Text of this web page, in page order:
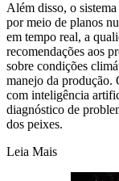
Além disso, o
por meio de planos
em tempo real, a
recomendações aos
sobre condições
manejo da produção.
com inteligência
diagnóstico de
dos peixes.
Leia Mais